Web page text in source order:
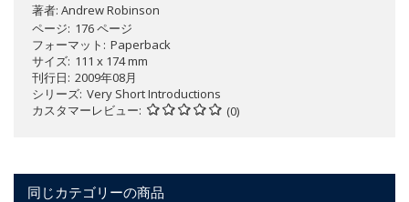
著者: Andrew Robinson
ページ 176 ページ
フォーマット
Paperback
サイズ 111 x 174 mm
刊行日 2009年08月
シリーズ Very Short Introductions
カスタマーレビュー
(0)
同じカテゴリーの商品